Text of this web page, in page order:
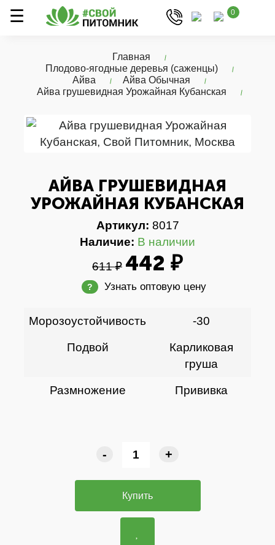
0
Главная
Плодово-ягодные деревья (саженцы)
Айва
Айва Обычная
Айва грушевидная Урожайная Кубанская
АЙВА ГРУШЕВИДНАЯ
УРОЖАЙНАЯ КУБАНСКАЯ
Артикул: 8017
Наличие: В наличии
611 ₽ 442 ₽
? Узнать оптовую цену
Морозоустойчивость -30
Подвой
Карликовая
груша
Размножение Прививка
- +
Купить